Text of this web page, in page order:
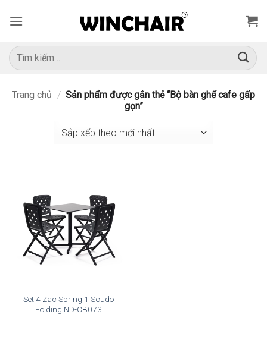
qua
dung
Tìm
kiếm:
Trang chủ / Sản phẩm được gắn thẻ “Bộ bàn ghế cafe gấp
gọn”
Set 4 Zac Spring 1 Scudo
Folding ND-CB073